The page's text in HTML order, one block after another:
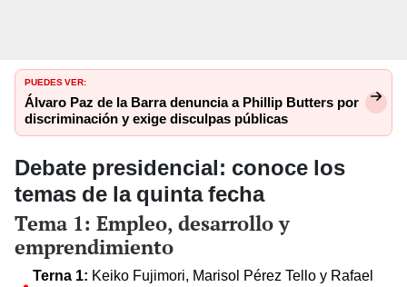
PUEDES VER:
Álvaro Paz de la Barra denuncia a Phillip Butters por
discriminación y exige disculpas públicas
Debate presidencial: conoce los
temas de la quinta fecha
Tema 1: Empleo, desarrollo y
emprendimiento
Terna 1: Keiko Fujimori, Marisol Pérez Tello y Rafael